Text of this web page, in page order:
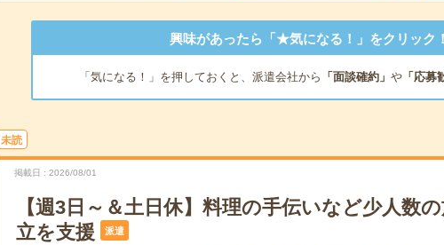
興味があったら「★気になる！」をクリック！
「気になる！」を押しておくと、派遣会社から 「面談確約」 や「応募
未読
掲載日 2026/08/01
【週3日～＆土日休】料理の手伝いなど少人数
立を支援
派遣